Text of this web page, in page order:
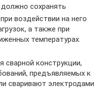
сохранять
воздействии на него
а также при
температурах.
сварной конструкции,
предъявляемых к
сваривают электродами